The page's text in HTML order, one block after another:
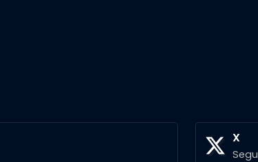
X